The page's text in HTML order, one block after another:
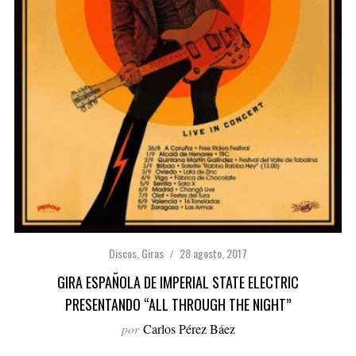
Discos Giras 28 agosto, 2017
GIRA ESPAÑOLA DE IMPERIAL STATE ELECTRIC
PRESENTANDO “ALL THROUGH THE NIGHT”
por Carlos Pérez Báez